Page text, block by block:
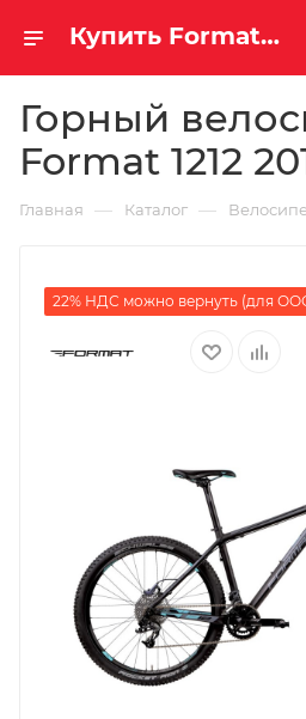
Купить Format 1212 2014 за рублей, а со скидкой
Горный
Format 1212
Главная — Каталог —
22% НДС можно вернуть (для